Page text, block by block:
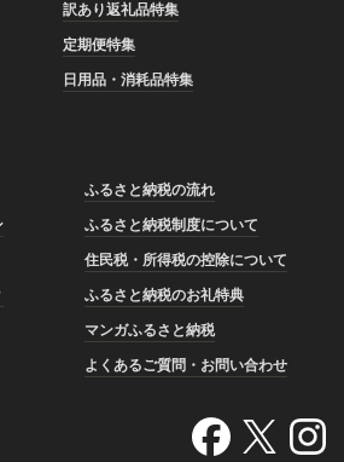
訳あり返礼品特集
定期便特集
日用品・消耗品特集
ふるさと納税の流れ
ふるさと納税制度について
住民税・所得税の控除について
ふるさと納税のお礼特典
マンガふるさと納税
よくあるご質問・お問い合わせ